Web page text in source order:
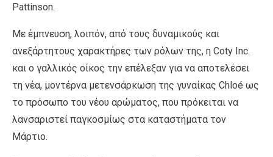
Pattinson.
Με έμπνευση, λοιπόν, από τους δυναμικούς και
ανεξάρτητους χαρακτήρες των ρόλων της, η Coty Inc.
και ο γαλλικός οίκος την επέλεξαν για να αποτελέσει
τη νέα, μοντέρνα μετενσάρκωση της γυναίκας Chloé ως
το πρόσωπο του νέου αρώματος, που πρόκειται να
λανσαριστεί παγκοσμίως στα καταστήματα τον
Μάρτιο.